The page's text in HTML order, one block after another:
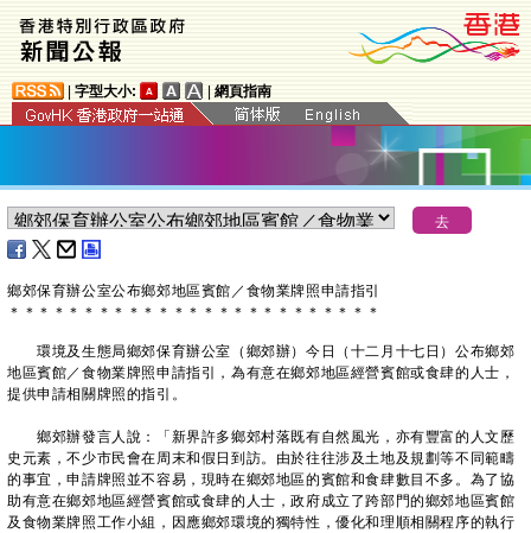
字型大小: 網頁指南
鄉郊保育辦公室公布鄉郊地區賓館／食物業牌照申請指引
＊ ＊ ＊ ＊ ＊ ＊ ＊ ＊ ＊ ＊ ＊ ＊ ＊ ＊ ＊ ＊ ＊ ＊ ＊ ＊ ＊ ＊ ＊ ＊ ＊
環境及生態局鄉郊保育辦公室（鄉郊辦）今日（十二月十七日）公布鄉郊
地區賓館／食物業牌照申請指引，為有意在鄉郊地區經營賓館或食肆的人士，
提供申請相關牌照的指引。
鄉郊辦發言人說：「新界許多鄉郊村落既有自然風光，亦有豐富的人文歷
史元素，不少市民會在周末和假日到訪。由於往往涉及土地及規劃等不同範疇
的事宜，申請牌照並不容易，現時在鄉郊地區的賓館和食肆數目不多。為了協
助有意在鄉郊地區經營賓館或食肆的人士，政府成立了跨部門的鄉郊地區賓館
及食物業牌照工作小組，因應鄉郊環境的獨特性，優化和理順相關程序的執行